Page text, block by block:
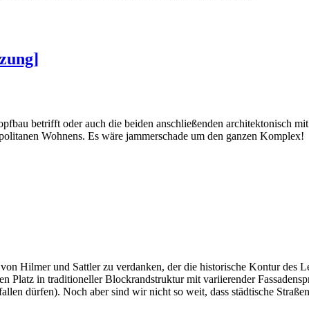
betrifft oder auch die beiden anschließenden architektonisch
Wohnens. Es wäre jammerschade um den ganzen Komplex!
Hilmer und Sattler zu verdanken, der die historische Kontur des
Platz in traditioneller Blockrandstruktur mit variierender
dürfen). Noch aber sind wir nicht so weit, dass städtische